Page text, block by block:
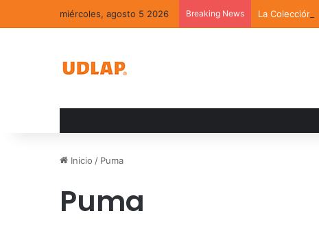
miércoles, agosto 5 2026 Breaking News La Colección
Inicio / Puma
Puma